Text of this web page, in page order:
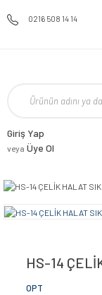
0216 508 14 14
Giriş Yap
veya Üye Ol
HS-14
OPT